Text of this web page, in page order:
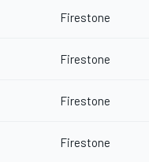
Firestone
Firestone
Firestone
Firestone